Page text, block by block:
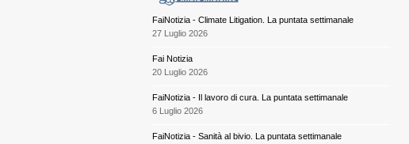
FaiNotizia - Climate Litigation. La puntata settimanale
27 Luglio 2026
Fai Notizia
20 Luglio 2026
FaiNotizia - Il lavoro di cura. La puntata settimanale
6 Luglio 2026
FaiNotizia - Sanità al bivio. La puntata settimanale